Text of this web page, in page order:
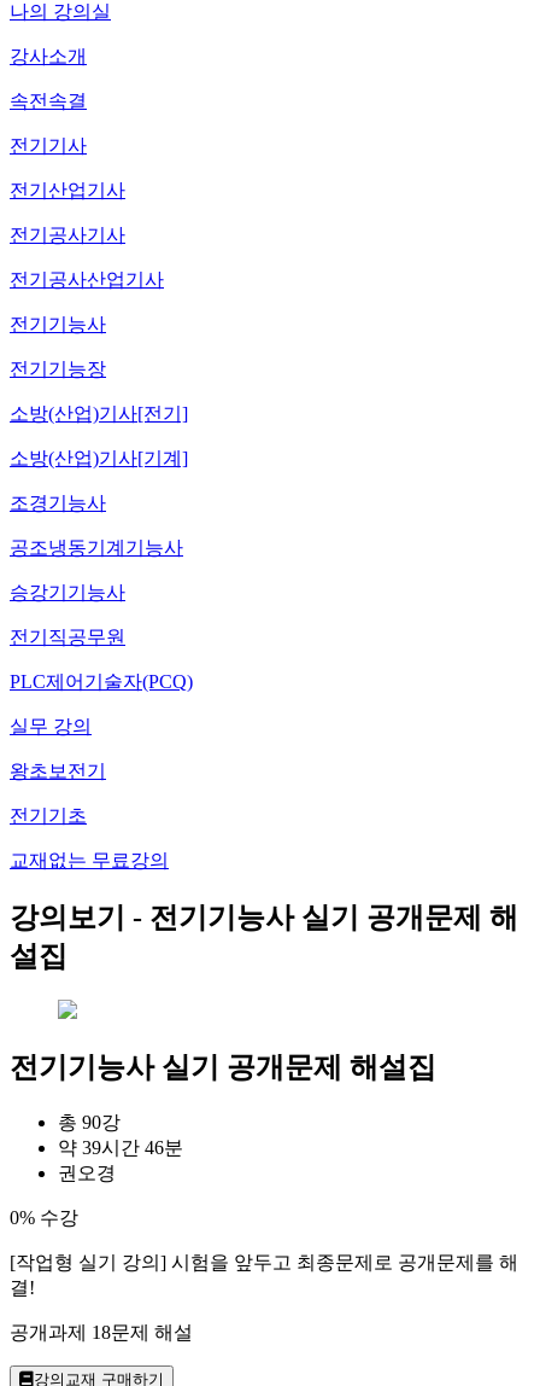
나의 강의실
강사소개
속전속결
전기기사
전기산업기사
전기공사기사
전기공사산업기사
전기기능사
전기기능장
소방(산업)기사[전기]
소방(산업)기사[기계]
조경기능사
공조냉동기계기능사
승강기기능사
전기직공무원
PLC제어기술자(PCQ)
실무 강의
왕초보전기
전기기초
교재없는 무료강의
강의보기 - 전기기능사 실기 공개문제 해
설집
전기기능사 실기 공개문제 해설집
총 90강
약 39시간 46분
권오경
0% 수강
[작업형 실기 강의] 시험을 앞두고 최종문제로 공개문제를 해
결!
공개과제 18문제 해설
강의교재 구매하기